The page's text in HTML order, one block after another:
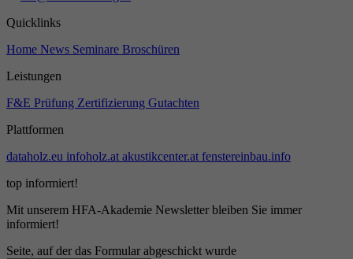
Quicklinks
Home News Seminare Broschüren
Leistungen
F&E Prüfung Zertifizierung Gutachten
Plattformen
dataholz.eu infoholz.at akustikcenter.at fenstereinbau.info
top informiert!
Mit unserem HFA-Akademie Newsletter bleiben Sie immer
informiert!
Seite, auf der das Formular abgeschickt wurde